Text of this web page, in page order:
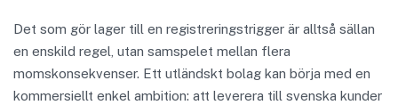
Det som gör lager till en registreringstrigger är alltså sällan
en enskild regel, utan samspelet mellan flera
momskonsekvenser. Ett utländskt bolag kan börja med en
kommersiellt enkel ambition: att leverera till svenska kunder